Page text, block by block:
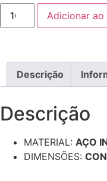
Adicionar ao
Descrição
Descrição
MATERIAL: AÇO
DIMENSÕES: